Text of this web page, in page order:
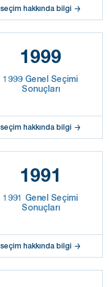
seçim hakkında bilgi
1999
1999 Genel Seçimi
Sonuçları
seçim hakkında bilgi
1991
1991 Genel Seçimi
Sonuçları
seçim hakkında bilgi